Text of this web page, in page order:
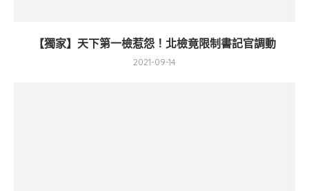
【獨家】天下第一檢惹怨！北檢竟限制書記官調動
2021-09-14